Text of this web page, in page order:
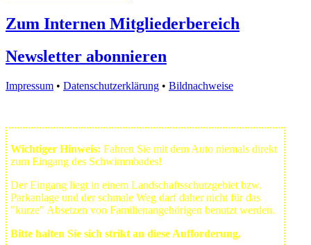
Zum Internen Mitgliederbereich
Newsletter abonnieren
Impressum • Datenschutzerklärung • Bildnachweise
Wichtiger Hinweis: Fahren Sie mit dem Auto niemals direkt
zum Eingang des Schwimmbades!
Der Eingang liegt in einem Landschafts­schutzgebiet bzw.
Park­anlage und der schmale Weg darf daher nicht für das
"kurze" Absetzen von Familienangehörigen benutzt werden.
Bitte halten Sie sich strikt an diese Aufforderung.